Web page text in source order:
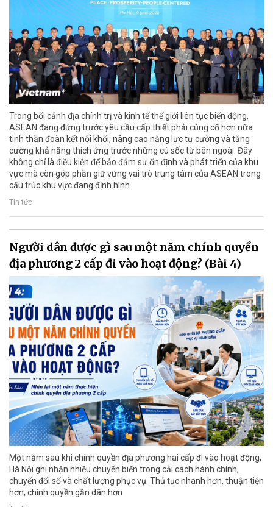
Trong bối cảnh địa chính trị và kinh tế thế giới liên tục biến động,
ASEAN đang đứng trước yêu cầu cấp thiết phải củng cố hơn nữa
tinh thần đoàn kết nội khối, nâng cao năng lực tự cường và tăng
cường khả năng thích ứng trước những cú sốc từ bên ngoài. Đây
không chỉ là điều kiện để bảo đảm sự ổn định và phát triển của khu
vực mà còn góp phần giữ vững vai trò trung tâm của ASEAN trong
cấu trúc khu vực đang định hình.
Tin tức
Người dân được gì sau một năm chính quyền
địa phương 2 cấp đi vào hoạt động? (Bài 4)
Một năm sau khi chính quyền địa phương hai cấp đi vào hoạt động,
Hà Nội ghi nhận nhiều chuyển biến trong cải cách hành chính,
chuyển đổi số và chất lượng phục vụ. Thủ tục nhanh hơn, thuận tiện
hơn, chính quyền gần dân hơn